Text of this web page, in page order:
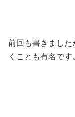
前回も書きまし
くことも有名です